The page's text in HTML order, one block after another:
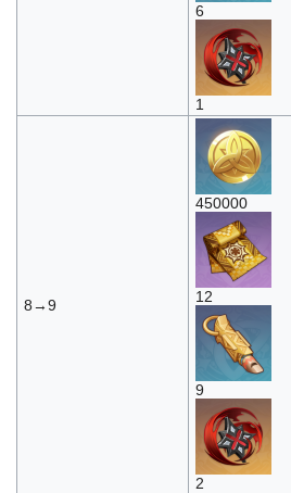
6
1
8→9
450000
12
9
2